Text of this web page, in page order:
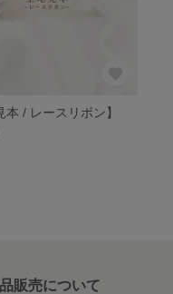
本 / レースリボン】
販売について